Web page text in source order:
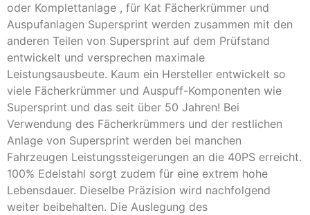
oder Komplettanlage , für Kat Fächerkrümmer und
Auspufanlagen Supersprint werden zusammen mit den
anderen Teilen von Supersprint auf dem Prüfstand
entwickelt und versprechen maximale
Leistungsausbeute. Kaum ein Hersteller entwickelt so
viele Fächerkrümmer und Auspuff-Komponenten wie
Supersprint und das seit über 50 Jahren! Bei
Verwendung des Fächerkrümmers und der restlichen
Anlage von Supersprint werden bei manchen
Fahrzeugen Leistungssteigerungen an die 40PS erreicht.
100% Edelstahl sorgt zudem für eine extrem hohe
Lebensdauer. Dieselbe Präzision wird nachfolgend
weiter beibehalten. Die Auslegung des